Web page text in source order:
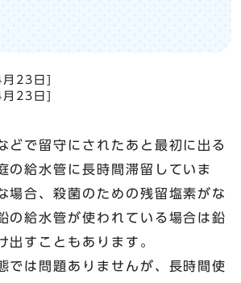
23日
23日
どで留守にされたあと最初に出る
の給水管に長時間滞留していま
場合、殺菌のための残留塩素がな
の給水管が使われている場合は鉛
出すこともあります。
では問題ありませんが、長時間使